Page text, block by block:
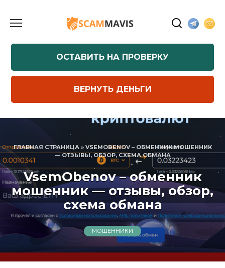
содержанию
ОСТАВИТЬ НА ПРОВЕРКУ
ВЕРНУТЬ ДЕНЬГИ
ГЛАВНАЯ СТРАНИЦА» VSEMOBENOV – ОБМЕННИК МОШЕННИК
— ОТЗЫВЫ, ОБЗОР, СХЕМА ОБМАНА
VsemObenov – обменник
мошенник — отзывы, обзор,
схема обмана
МОШЕННИКИ